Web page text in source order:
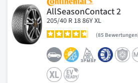
AllSeasonContact 2
205/40 R 18 86Y XL
85 Bewertungen